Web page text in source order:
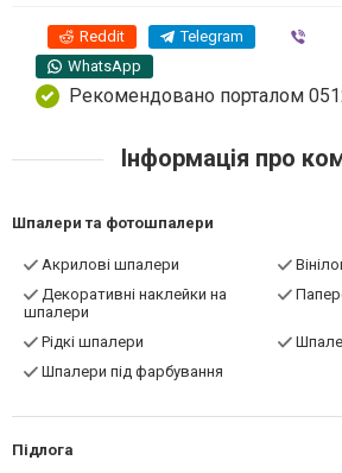
Reddit Telegram
WhatsApp
Рекомендовано порталом
Інформація про
Шпалери та фотошпалери
Акрилові шпалери
Декоративні наклейки на
шпалери
Рідкі шпалери
Шпалери під фарбування
Підлога